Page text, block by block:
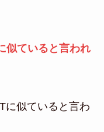
似ていると言われ
に似ていると言わ